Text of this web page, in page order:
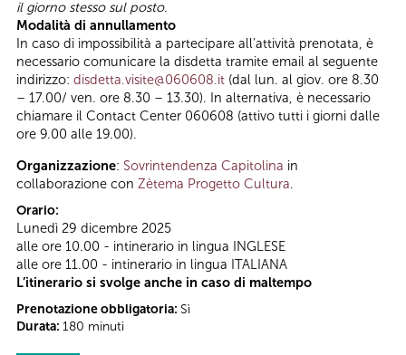
il giorno stesso sul posto.
Modalità di annullamento
In caso di impossibilità a partecipare all’attività prenotata, è
necessario comunicare la disdetta tramite email al seguente
indirizzo: disdetta.visite@060608.it (dal lun. al giov. ore 8.30
– 17.00/ ven. ore 8.30 – 13.30). In alternativa, è necessario
chiamare il Contact Center 060608 (attivo tutti i giorni dalle
ore 9.00 alle 19.00).
Organizzazione: Sovrintendenza Capitolina in
collaborazione con Zètema Progetto Cultura.
Orario:
Lunedì 29 dicembre 2025
alle ore 10.00 - intinerario in lingua INGLESE
alle ore 11.00 - intinerario in lingua ITALIANA
L’itinerario si svolge anche in caso di maltempo
Prenotazione obbligatoria: Sì
Durata: 180 minuti